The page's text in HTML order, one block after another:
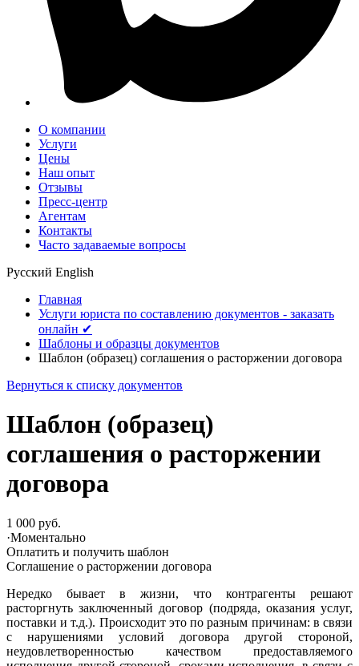
О компании
Услуги
Цены
Наш опыт
Отзывы
Пресс-центр
Агентам
Контакты
Часто задаваемые вопросы
Русский English
Главная
Услуги юриста по составлению документов - заказать
онлайн ✔
Шаблоны и образцы документов
Шаблон (образец) соглашения о расторжении договора
Вернуться к списку документов
Шаблон (образец)
соглашения о расторжении
договора
1 000 руб.
·Моментально
Оплатить и получить шаблон
Соглашение о расторжении договора
Нередко бывает в жизни, что контрагенты решают
расторгнуть заключенный договор (подряда, оказания услуг,
поставки и т.д.). Происходит это по разным причинам: в связи
с нарушениями условий договора другой стороной,
неудовлетворенностью качеством предоставляемого